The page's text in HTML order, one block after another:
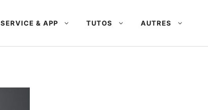
SERVICE & APP TUTOS AUTRES